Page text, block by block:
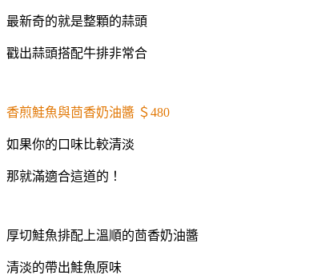
最新奇的就是整顆的蒜頭
戳出蒜頭搭配牛排非常合
香煎鮭魚與茴香奶油醬 ＄480
如果你的口味比較清淡
那就滿適合這道的！
厚切鮭魚排配上溫順的茴香奶油醬
清淡的帶出鮭魚原味